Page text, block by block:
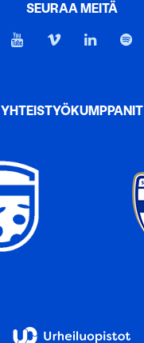
SEURAA MEITÄ
YHTEISTYÖKUMPPANIT